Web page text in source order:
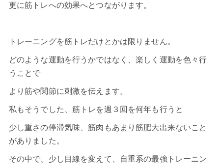
更に筋トレへの効果へとつながります。
トレーニングを筋トレだけとかは限りません。
どのような運動を行うかではなく、楽しく運動を色々行
うことで
より筋や関節に刺激を伝えます。
私もそうでした、筋トレを週３回を何年も行うと
少し重さの停滞気味、筋肉もあまり筋肥大出来ないこと
がありました。
その中で、少し目線を変えて、自重系の最強トレーニン